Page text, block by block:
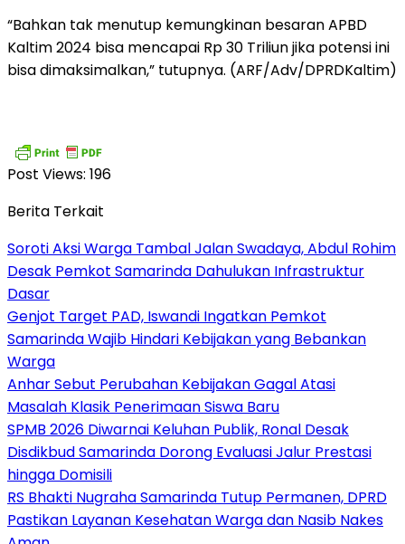
“Bahkan tak menutup kemungkinan besaran APBD
Kaltim 2024 bisa mencapai Rp 30 Triliun jika potensi ini
bisa dimaksimalkan,” tutupnya. (ARF/Adv/DPRDKaltim)
Post Views: 196
Berita Terkait
Soroti Aksi Warga Tambal Jalan Swadaya, Abdul Rohim
Desak Pemkot Samarinda Dahulukan Infrastruktur
Dasar
Genjot Target PAD, Iswandi Ingatkan Pemkot
Samarinda Wajib Hindari Kebijakan yang Bebankan
Warga
Anhar Sebut Perubahan Kebijakan Gagal Atasi
Masalah Klasik Penerimaan Siswa Baru
SPMB 2026 Diwarnai Keluhan Publik, Ronal Desak
Disdikbud Samarinda Dorong Evaluasi Jalur Prestasi
hingga Domisili
RS Bhakti Nugraha Samarinda Tutup Permanen, DPRD
Pastikan Layanan Kesehatan Warga dan Nasib Nakes